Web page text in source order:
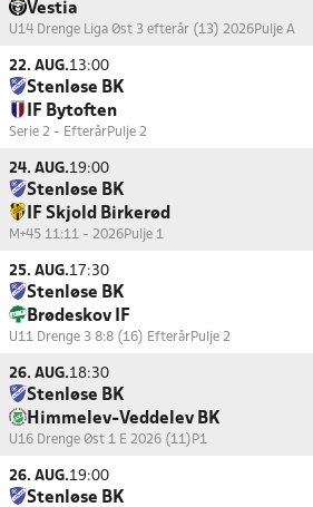
Vestia
U14 Drenge Liga Øst 3 efterår (13) 2026Pulje A
22. AUG.13:00
Stenløse BK
IF Bytoften
Serie 2 - EfterårPulje 2
24. AUG.19:00
Stenløse BK
IF Skjold Birkerød
M+45 11:11 - 2026Pulje 1
25. AUG.17:30
Stenløse BK
Brødeskov IF
U11 Drenge 3 8:8 (16) EfterårPulje 2
26. AUG.18:30
Stenløse BK
Himmelev-Veddelev BK
U16 Drenge Øst 1 E 2026 (11) P1
26. AUG.19:00
Stenløse BK